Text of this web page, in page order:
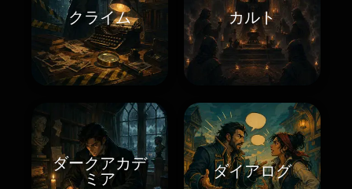
クライム カルト
ダークアカデ
ミア
ダイアログ